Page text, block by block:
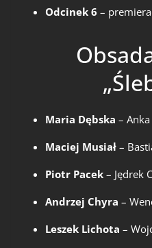
Odcinek 6 –
Maria Dębska –
Maciej Musiał –
Piotr Pacek – Jędrek
Andrzej Chyra –
Leszek Lichota –